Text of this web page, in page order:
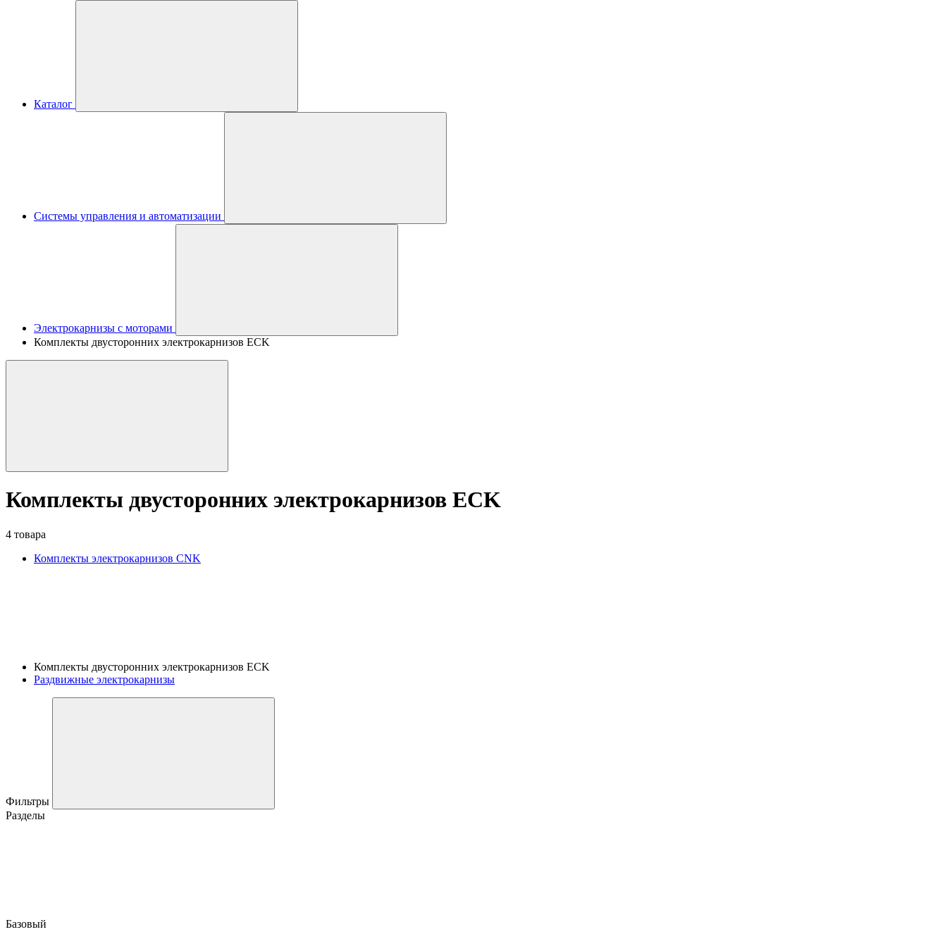
Каталог
Системы управления и автоматизации
Электрокарнизы с моторами
Комплекты двусторонних электрокарнизов ECK
Комплекты двусторонних электрокарнизов ECK
4 товара
Комплекты электрокарнизов CNK
Комплекты двусторонних электрокарнизов ECK
Раздвижные электрокарнизы
Фильтры
Разделы
Базовый